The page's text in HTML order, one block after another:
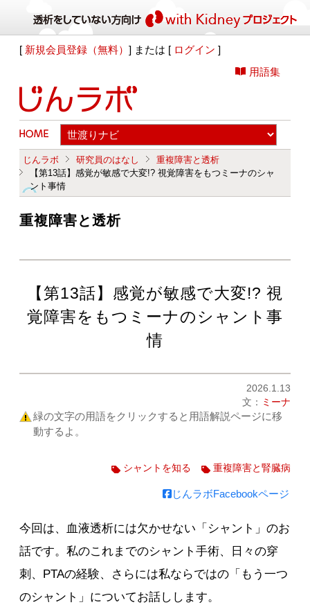
[ 新規会員登録（無料）] または [ ログイン ]
用語集
じんラボ 研究員のはなし
重複障害と透析
【第13話】感覚が敏感で大変!? 視覚障害をもつミーナのシャ
ント事情
重複障害と透析
【第13話】感覚が敏感で大変!? 視
覚障害をもつミーナのシャント事
情
2026.1.13
文： ミーナ
緑の文字の用語をクリックすると用語解説ページに移
動するよ。
シャントを知る 重複障害と腎臓病
じんラボFacebookページ
今回は、血液透析には欠かせない「シャント」のお
話です。私のこれまでのシャント手術、日々の穿
刺、PTAの経験、さらには私ならではの「もう一つ
のシャント」についてお話しします。